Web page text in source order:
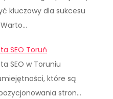
kluczowy dla sukcesu
SEO Toruń
SEO w Toruniu
które są
stron…